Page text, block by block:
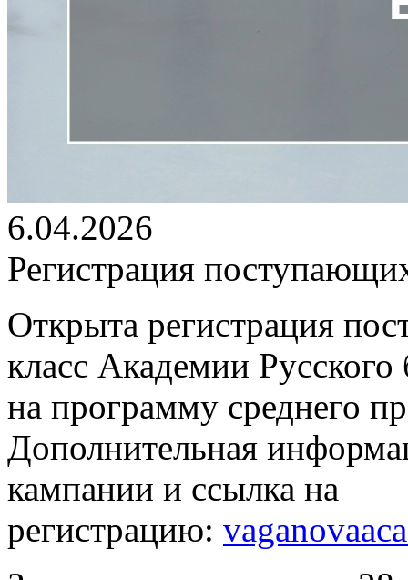
6.04.2026
Регистрация
Открыта регистрация
класс Академии
на программу среднего
Дополнительная
кампании и ссылка на
регистрацию: